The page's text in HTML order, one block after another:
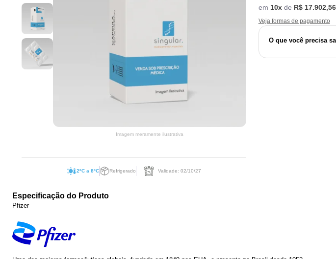
Imagem meramente ilustrativa
2ºC a 8ºC Refrigerado Validade: 02/10/27
em 10xde R$ 17.902,56
Veja formas de pagamento
O que você precisa
Especificação do Produto
Pfizer